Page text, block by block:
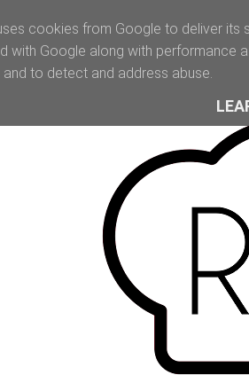
cookies from Google to deliver its
with Google along with performance
to detect and address abuse.